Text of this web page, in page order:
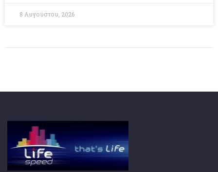
8 Αυγούστου, 2026